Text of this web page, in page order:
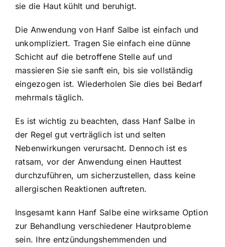
sie die Haut kühlt und beruhigt.
Die Anwendung von Hanf Salbe ist einfach und
unkompliziert. Tragen Sie einfach eine dünne
Schicht auf die betroffene Stelle auf und
massieren Sie sie sanft ein, bis sie vollständig
eingezogen ist. Wiederholen Sie dies bei Bedarf
mehrmals täglich.
Es ist wichtig zu beachten, dass Hanf Salbe in
der Regel gut verträglich ist und selten
Nebenwirkungen verursacht. Dennoch ist es
ratsam, vor der Anwendung einen Hauttest
durchzuführen, um sicherzustellen, dass keine
allergischen Reaktionen auftreten.
Insgesamt kann Hanf Salbe eine wirksame Option
zur Behandlung verschiedener Hautprobleme
sein. Ihre entzündungshemmenden und